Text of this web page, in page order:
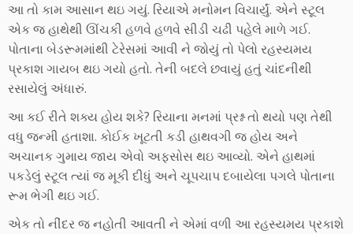
આ તો કામ આસાન થઇ ગયું. રિયાએ મનોમન વિચાર્યું. એને સ્ટૂલ
એક જ હાથેથી ઊંચકી હળવે હળવે સીડી ચઢી પહેલે માળે ગઈ.
પોતાના બેડરૂમમાંથી ટેરેસમાં આવી ને જોયું તો પેલો રહસ્યમય
પ્રકાશ ગાયબ થઇ ગયો હતો. તેની બદલે છવાયું હતું ચાંદનીથી
રસાયેલું અંધારું.
આ કઈ રીતે શક્ય હોય શકે? રિયાના મનમાં પ્રશ્ન તો થયો પણ તેથી
વધુ જન્મી હતાશા. કોઈક ખૂટતી કડી હાથવગી જ હોય અને
અચાનક ગુમાય જાય એવો અફ્સોસ થઇ આવ્યો. એને હાથમાં
પકડેલું સ્ટૂલ ત્યાં જ મૂકી દીધું અને ચૂપચાપ દબાયેલા પગલે પોતાના
રૂમ ભેગી થઇ ગઈ.
એક તો નીંદર જ નહોતી આવતી ને એમાં વળી આ રહસ્યમય પ્રકાશે